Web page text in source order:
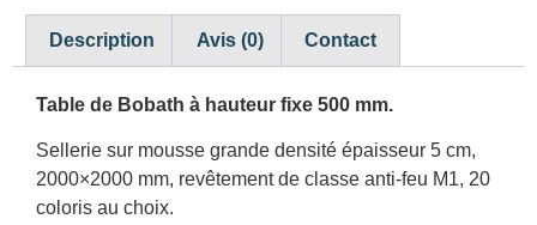
Description Avis (0) Contact
Table de Bobath à hauteur fixe 500 mm.
Sellerie sur mousse grande densité épaisseur 5 cm,
2000×2000 mm, revêtement de classe anti-feu M1, 20
coloris au choix.